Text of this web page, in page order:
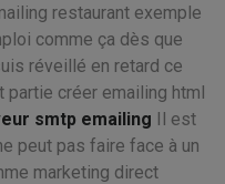
restaurant exemple
comme ça dès que
réveillé en retard ce
partie créer emailing html
smtp emailing Il est
peut pas faire face à un
marketing direct